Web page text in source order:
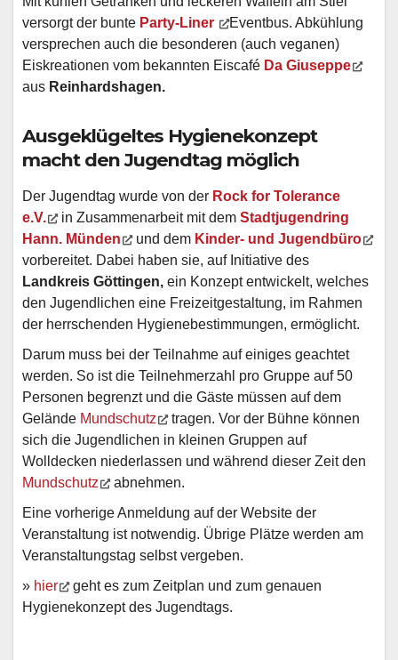
versorgt der bunte Party-Liner
Eventbus. Abkühlung
versprechen auch die besonderen (auch veganen)
Eiskreationen vom bekannten Eiscafé Da Giuseppe
aus Reinhardshagen.
Ausgeklügeltes Hygienekonzept
macht den Jugendtag möglich
Der Jugendtag wurde von der Rock for Tolerance
e.V.
in Zusammenarbeit mit dem Stadtjugendring
Hann. Münden
und dem Kinder- und Jugendbüro
vorbereitet. Dabei haben sie, auf Initiative des
Landkreis Göttingen, ein Konzept entwickelt, welches
den Jugendlichen eine Freizeitgestaltung, im Rahmen
der herrschenden Hygienebestimmungen, ermöglicht.
Darum muss bei der Teilnahme auf einiges geachtet
werden. So ist die Teilnehmerzahl pro Gruppe auf 50
Personen begrenzt und die Gäste müssen auf dem
Gelände Mundschutz
tragen. Vor der Bühne können
sich die Jugendlichen in kleinen Gruppen auf
Wolldecken niederlassen und während dieser Zeit den
Mundschutz
abnehmen.
Eine vorherige Anmeldung auf der Website der
Veranstaltung ist notwendig. Übrige Plätze werden am
Veranstaltungstag selbst vergeben.
» hier
geht es zum Zeitplan und zum genauen
Hygienekonzept des Jugendtags.